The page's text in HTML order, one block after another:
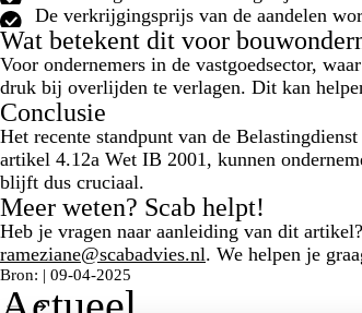
De verkrijgingsprijs van de aandelen
Wat betekent dit voor
Voor ondernemers in de vastgoedsector,
druk bij overlijden te verlagen. Dit kan
Conclusie
Het recente standpunt van de
artikel 4.12a Wet IB 2001, kunnen
blijft dus cruciaal.
Meer weten? Scab helpt!
Heb je vragen naar aanleiding van dit
rameziane@scabadvies.nl. We helpen je
Bron: | 09-04-2025